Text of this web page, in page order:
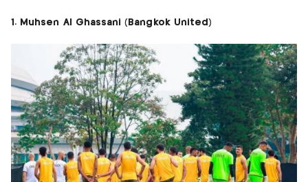
1. Muhsen Al Ghassani (Bangkok United)